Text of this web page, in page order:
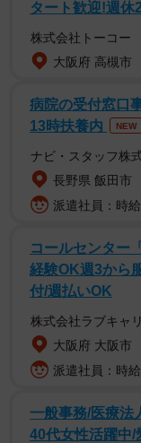
フェンタニル危
第一の決定的な要
長年、ベネズエラ
と糾弾してきたが
機」が正当化の根
米国内で年間数万
いう見方は、米国
った。すでに米国
う論理で塗り替え
侵攻において、麻
の手法を今になっ
第二に、世界最大
タート歓迎!週休
株式会社トーコー
大阪府 高槻市
病院の受付窓口
13時扶養内
NEW
ナビ・スタッフ株
長野県 飯田市
派遣社員：時
コールセンター
経験OK週3から
付/週払いOK
株式会社ラブキャ
大阪府 大阪市
派遣社員：時
一般事務/医療法
40代女性活躍中/